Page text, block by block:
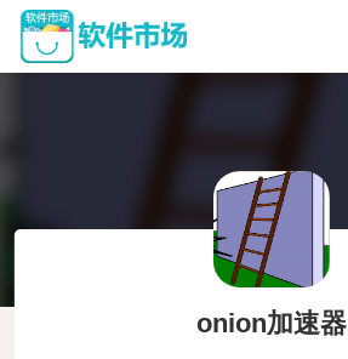
onion加速器